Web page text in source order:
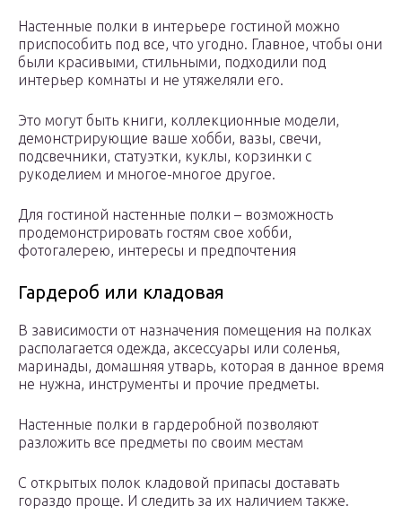
Настенные полки в интерьере гостиной можно
приспособить под все, что угодно. Главное, чтобы они
были красивыми, стильными, подходили под
интерьер комнаты и не утяжеляли его.
Это могут быть книги, коллекционные модели,
демонстрирующие ваше хобби, вазы, свечи,
подсвечники, статуэтки, куклы, корзинки с
рукоделием и многое-многое другое.
Для гостиной настенные полки – возможность
продемонстрировать гостям свое хобби,
фотогалерею, интересы и предпочтения
Гардероб или кладовая
В зависимости от назначения помещения на полках
располагается одежда, аксессуары или соленья,
маринады, домашняя утварь, которая в данное время
не нужна, инструменты и прочие предметы.
Настенные полки в гардеробной позволяют
разложить все предметы по своим местам
С открытых полок кладовой припасы доставать
гораздо проще. И следить за их наличием также.